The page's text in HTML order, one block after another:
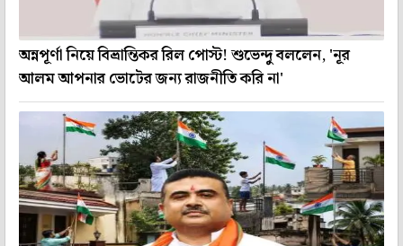
অন্নপূর্ণা নিয়ে বিভ্রান্তিকর রিল পোস্ট! শুভেন্দু বললেন, 'নূর
আলম আপনার ভোটের জন্য রাজনীতি করি না'